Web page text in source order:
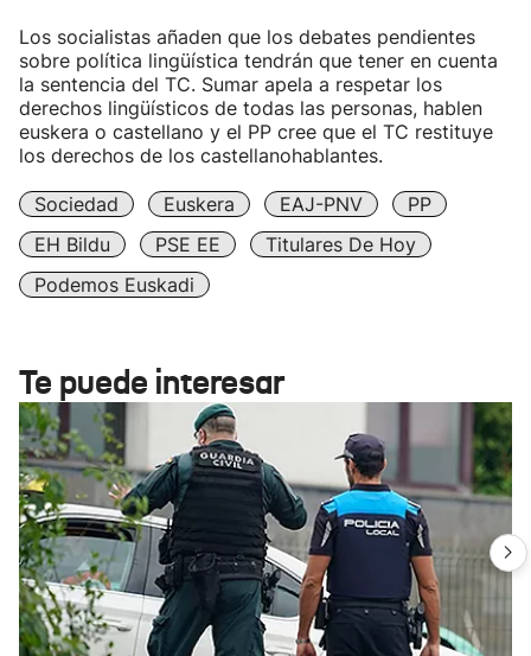
Los socialistas añaden que los debates pendientes
sobre política lingüística tendrán que tener en cuenta
la sentencia del TC. Sumar apela a respetar los
derechos lingüísticos de todas las personas, hablen
euskera o castellano y el PP cree que el TC restituye
los derechos de los castellanohablantes.
Sociedad Euskera EAJ-PNV
PP
EH Bildu
PSE EE
Titulares De Hoy
Podemos Euskadi
Te puede interesar